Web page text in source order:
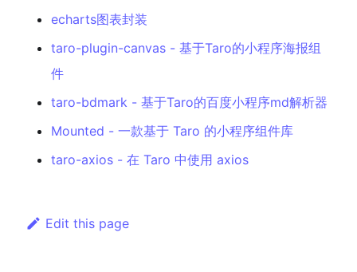
echarts图表封装
taro-plugin-canvas - 基于Taro的小程序海报组
件
taro-bdmark - 基于Taro的百度小程序md解析器
Mounted - 一款基于 Taro 的小程序组件库
taro-axios - 在 Taro 中使用 axios
Edit this page